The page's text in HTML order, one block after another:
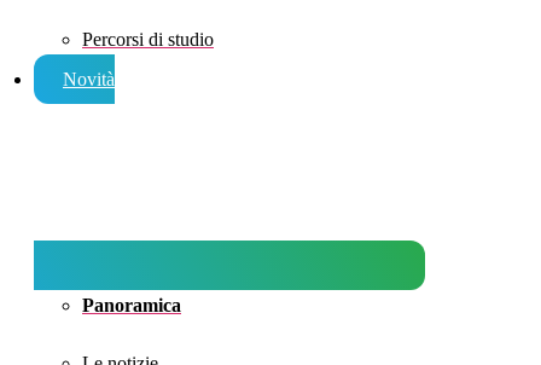
Percorsi di studio
Novità
Panoramica